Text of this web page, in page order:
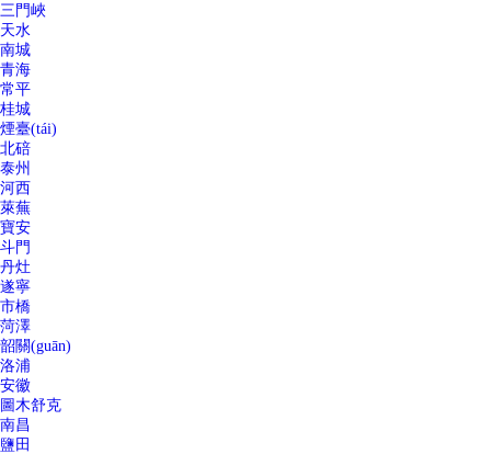
三門峽
天水
南城
青海
常平
桂城
煙臺(tái)
北碚
泰州
河西
萊蕪
寶安
斗門
丹灶
遂寧
市橋
菏澤
韶關(guān)
洛浦
安徽
圖木舒克
南昌
鹽田